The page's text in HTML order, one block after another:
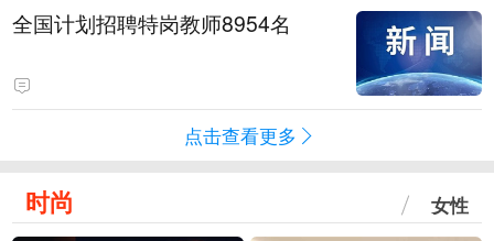
全国计划招聘特岗教师8954名
点击查看更多
时尚 女性